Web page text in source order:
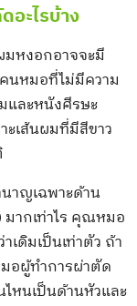
ะไรบ้าง
หงอกอาจจะมี
หมอที่ไม่มีความ
และหนังศีรษะ
ะเส้นผมที่มีสีขาว
าญเฉพาะด้าน
ากเท่าไร คุณหมอ
ดิมเป็นเท่าตัว ถ้า
อผู้ทำการผ่าตัด
หนเป็นด้านหัวและ